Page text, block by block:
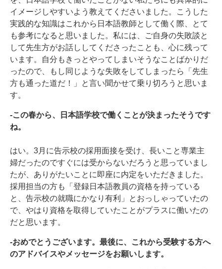
イメージしやすいよう教えてくださいました。こうした
実践的な知識はこれから日本語教師として働く際、とて
も参考になると思いました。私には、ご自身の失敗談と
して先生方がお話ししてくださったことも、心に残って
います。自分もきっとやってしまいそうなことばかりだ
ったので、もし同じような失敗をしてしまったら「先生
方も通った道だ！」と言い聞かせて乗り切ろうと思いま
す。
-この春から、日本語学校で働くことが決まったそうです
ね。
はい。3月に告示校の採用面接を受け、長いこと専業主
婦だったのですぐには受からないだろうと思っていまし
たが、ありがたいことに即座に内定をいただきました。
採用担当の方も「登録日本語教員の資格を持っている
と、告示校の就職にかなり有利」とおっしゃっていたの
で、やはり資格を取得していたことがプラスに働いたの
だと思います。
-おめでとうございます。最後に、これから受験する方へ
のアドバイスやメッセージをお願いします。